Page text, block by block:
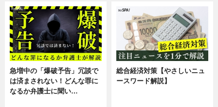
急増中の「爆破予告」冗談で
は済まされない！どんな罪に
なるか弁護士に聞い…
総合経済対策【やさしいニュ
ースワード解説】